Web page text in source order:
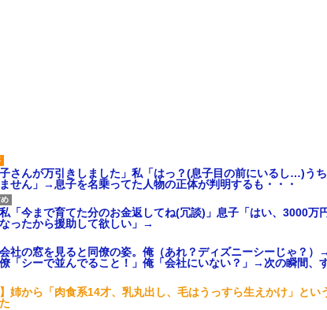
さんが万引きしました」私「はっ？(息子目の前にいるし…)う
せん」→息子を名乗ってた人物の正体が判明するも・・・
私「今まで育てた分のお金返してね(冗談)」息子「はい、3000
ったから援助して欲しい」→
社の窓を見ると同僚の姿。俺（あれ？ディズニーシーじゃ？
「シーで並んでること！」俺「会社にいない？」→次の瞬間、
】姉から「肉食系14才、乳丸出し、毛はうっすら生えかけ」とい